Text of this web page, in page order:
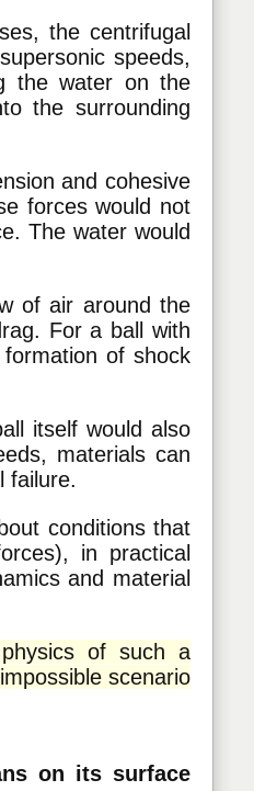
the centrifugal
speeds,
the water on the
the surrounding
and cohesive
forces would not
The water would
of air around the
For a ball with
of shock
itself would also
materials can
failure.
conditions that
in practical
and material
of such a
scenario
on its surface